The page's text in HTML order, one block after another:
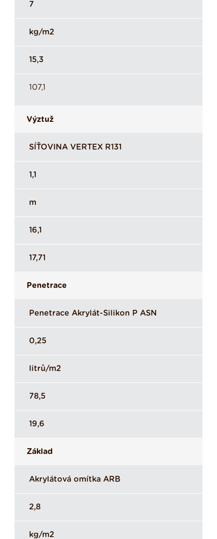
7
kg/m2
15,3
107,1
Výztuž
SÍŤOVINA VERTEX R131
1,1
m
16,1
17,71
Penetrace
Penetrace Akrylát-Silikon P ASN
0,25
litrů/m2
78,5
19,6
Základ
Akrylátová omítka ARB
2,8
kg/m2